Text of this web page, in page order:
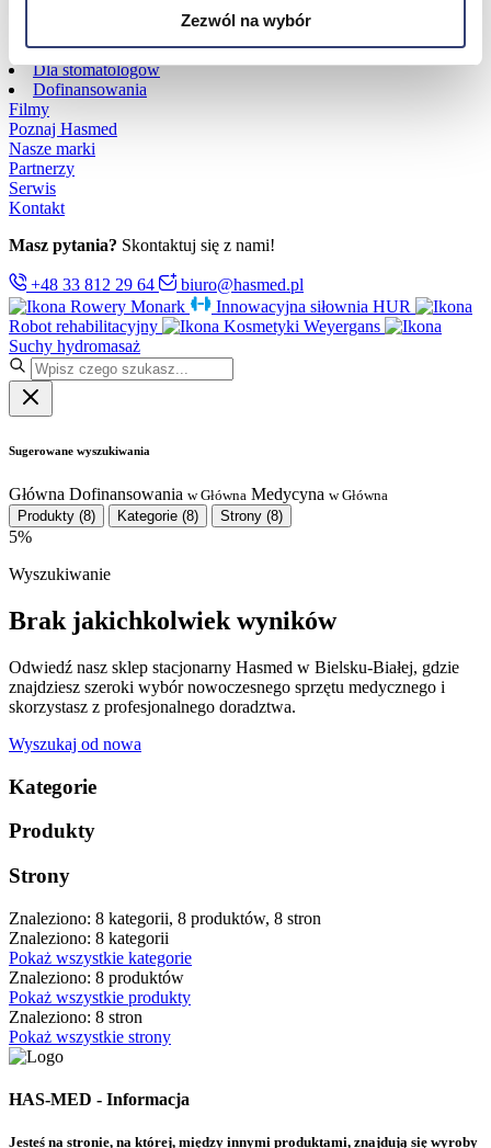
Zezwól na wybór
Robot rehabilitacyjny ROBERT®
Robotyka w rehabilitacji
Dla rehabilitacji
Dla stomatologów
Dofinansowania
Filmy
Poznaj Hasmed
Nasze marki
Partnerzy
Serwis
Kontakt
Masz pytania? Skontaktuj się z nami!
+48 33 812 29 64
biuro@hasmed.pl
Rowery Monark
Innowacyjna siłownia HUR
Robot rehabilitacyjny
Kosmetyki Weyergans
Suchy hydromasaż
Sugerowane wyszukiwania
Główna Dofinansowania w Główna Medycyna w Główna
Produkty (8) Kategorie (8) Strony (8)
5%
Wyszukiwanie
Brak jakichkolwiek wyników
Odwiedź nasz sklep stacjonarny Hasmed w Bielsku-Białej, gdzie
znajdziesz szeroki wybór nowoczesnego sprzętu medycznego i
skorzystasz z profesjonalnego doradztwa.
Wyszukaj od nowa
Kategorie
Produkty
Strony
Znaleziono: 8 kategorii, 8 produktów, 8 stron
Znaleziono: 8 kategorii
Pokaż wszystkie kategorie
Znaleziono: 8 produktów
Pokaż wszystkie produkty
Znaleziono: 8 stron
Pokaż wszystkie strony
HAS-MED - Informacja
Jesteś na stronie, na której, między innymi produktami, znajdują się wyroby